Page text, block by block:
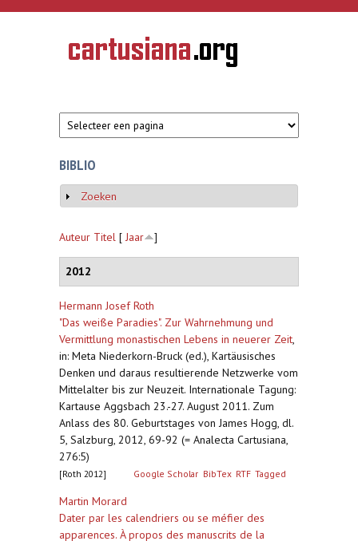
Overslaan en naar de inhoud gaan
CARTUSIANA
Geschiedenis
van de
BIBLIO
Weergeven
Zoeken
Auteur Titel [ Jaar ]
2012
Hermann Josef Roth
"Das weiße Paradies". Zur Wahrnehmung und
Vermittlung monastischen Lebens in neuerer Zeit,
in: Meta Niederkorn-Bruck (ed.), Kartäusisches
Denken und daraus resultierende Netzwerke vom
Mittelalter bis zur Neuzeit. Internationale Tagung:
Kartause Aggsbach 23.-27. August 2011. Zum
Anlass des 80. Geburtstages von James Hogg, dl.
5, Salzburg, 2012, 69-92 (= Analecta Cartusiana,
276:5)
[Roth 2012] Google Scholar BibTex RTF Tagged
Martin Morard
Dater par les calendriers ou se méfier des
apparences. À propos des manuscrits de la